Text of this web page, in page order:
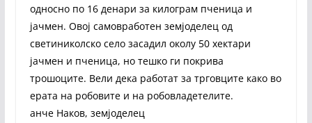
односно по 16 денари за килограм пченица и
јачмен. Овој самовработен земјоделец од
светиниколско село засадил околу 50 хектари
јачмен и пченица, но тешко ги покрива
трошоците. Вели дека работат за трговците како во
ерата на робовите и на робовладетелите.
анче Наков, земјоделец